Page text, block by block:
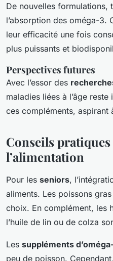
De nouvelles formulations,
l’absorption des oméga-3.
leur efficacité une fois
plus puissants et
Perspectives futures
Avec l’essor des
maladies liées à l’âge
ces compléments,
Conseils
l’alimentation
Pour les seniors,
aliments. Les poissons
choix. En complément, les
l’huile de lin ou de colza
Les suppléments
peu de poisson.